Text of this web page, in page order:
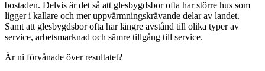
bostaden. Delvis är det så att glesbygdsbor ofta har större hus som
ligger i kallare och mer uppvärmningskrävande delar av landet.
Samt att glesbygdsbor ofta har längre avstånd till olika typer av
service, arbetsmarknad och sämre tillgång till service.
Är ni förvånade över resultatet?